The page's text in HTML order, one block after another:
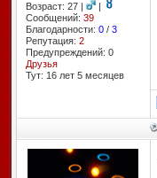
Возраст: 27 |
|
Сообщений: 39
Благодарности: 0/ 3
Репутация: 2
Предупреждений: 0
Друзья
Тут: 16 лет 5 месяцев